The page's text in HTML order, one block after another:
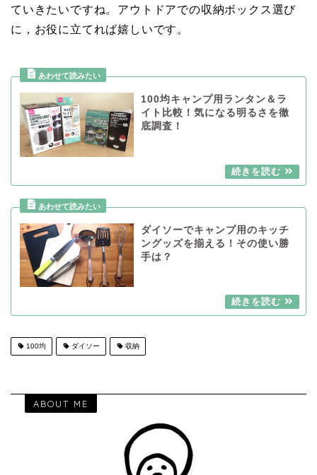
ていきたいですね。アウトドアでの収納ボックス選び
に，お役に立てれば嬉しいです。
100均キャンプ用ランタン＆ラ
イト比較！気になる明るさを徹
底調査！
ダイソーでキャンプ用のキッチ
ングッズを揃える！その使い勝
手は？
100均 ダイソー 収納
ABOUT ME